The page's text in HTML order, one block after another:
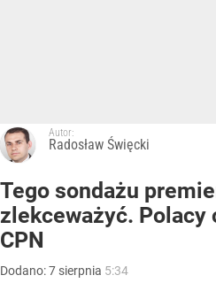
Autor:
Radosław Święcki
Tego sondażu
zlekceważyć. Polacy
CPN
Dodano:7 sierpnia 5:34